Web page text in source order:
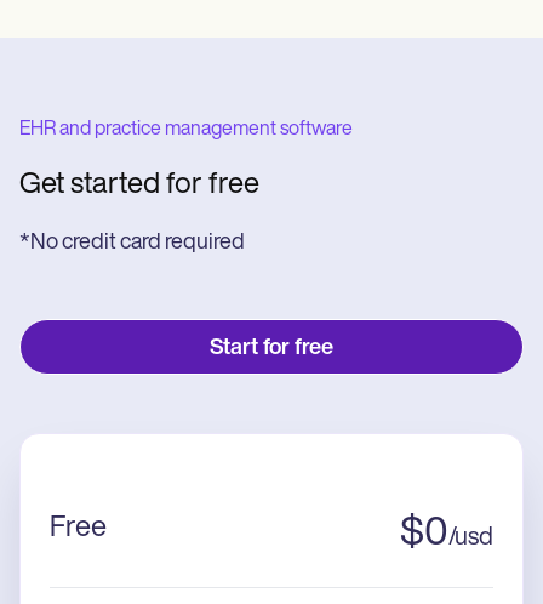
EHR and practice management software
Get started for free
*No credit card required
Start for free
Free $0/usd